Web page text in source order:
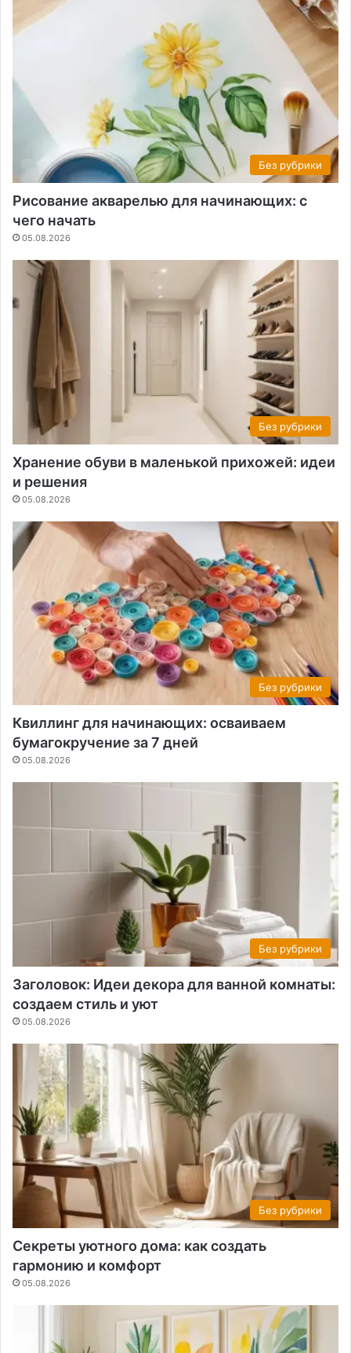
Без рубрики
Рисование акварелью для начинающих: с
чего начать
05.08.2026
Без рубрики
Хранение обуви в маленькой прихожей: идеи
и решения
05.08.2026
Без рубрики
Квиллинг для начинающих: осваиваем
бумагокручение за 7 дней
05.08.2026
Без рубрики
Заголовок: Идеи декора для ванной комнаты:
создаем стиль и уют
05.08.2026
Без рубрики
Секреты уютного дома: как создать
гармонию и комфорт
05.08.2026